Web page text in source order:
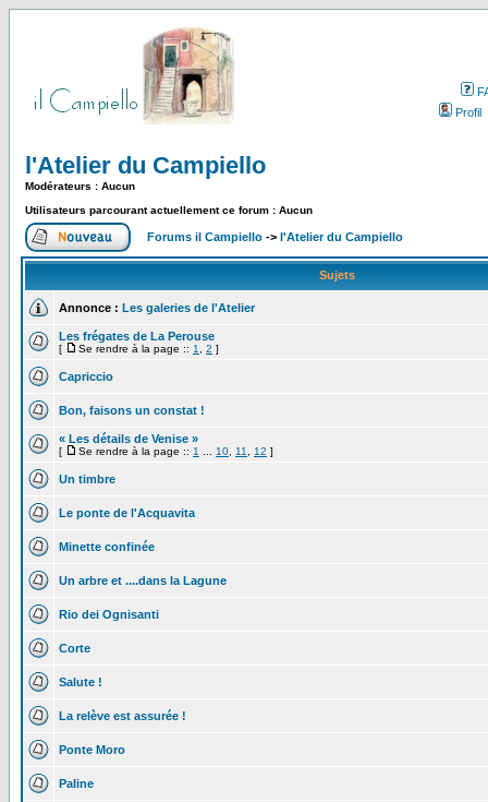
Profil
l'Atelier du Campiello
Modérateurs : Aucun
Utilisateurs parcourant actuellement ce forum : Aucun
Forums il Campiello -> l'Atelier du Campiello
Sujets
Annonce : Les galeries de l'Atelier
Les frégates de La Perouse
[ Se rendre à la page :: 1 2 ]
Capriccio
Bon, faisons un constat !
« Les détails de Venise »
[ Se rendre à la page :: 1 10 11 12 ]
Un timbre
Le ponte de l'Acquavita
Minette confinée
Un arbre et ....dans la Lagune
Rio dei Ognisanti
Corte
Salute !
La relève est assurée !
Ponte Moro
Paline